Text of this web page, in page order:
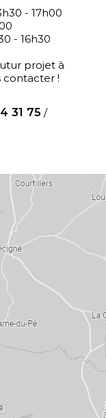
- 17h00
- 16h30
projet à
contacter !
31 75 /